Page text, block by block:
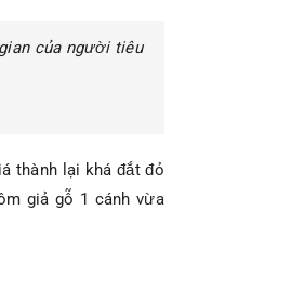
của người tiêu
thành lại khá đắt đỏ
giả gỗ 1 cánh vừa